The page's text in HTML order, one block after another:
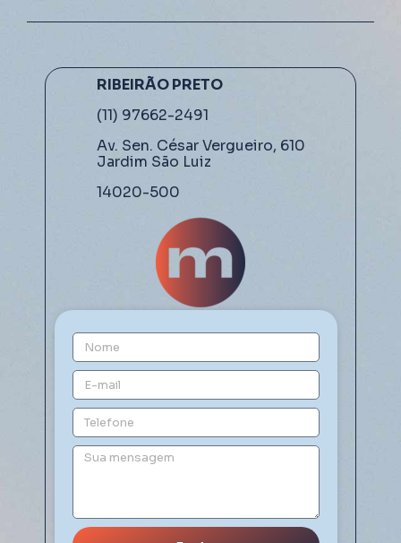
RIBEIRÃO PRETO
(11) 97662-2491
Av. Sen. César Vergueiro, 610
Jardim São Luiz
14020-500